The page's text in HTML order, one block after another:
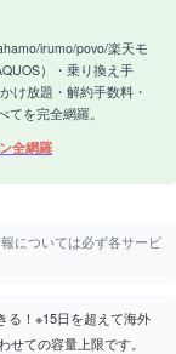
irumo/povo/楽天モ
）・乗り換え手
け放題・解約手数料・
を完全網羅。
全網羅
については必ず各サービ
る！※15日を超えて海外
ての容量上限です。